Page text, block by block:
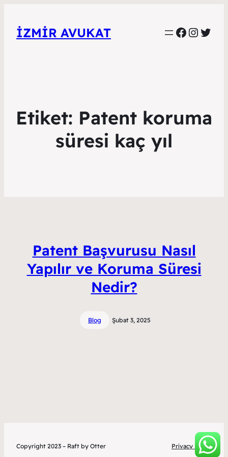
İZMIR AVUKAT
Etiket: Patent koruma
süresi kaç yıl
Patent Başvurusu Nasıl
Yapılır ve Koruma Süresi
Nedir?
Blog Şubat 3, 2025
Copyright 2023 – Raft by Otter Privacy Policy